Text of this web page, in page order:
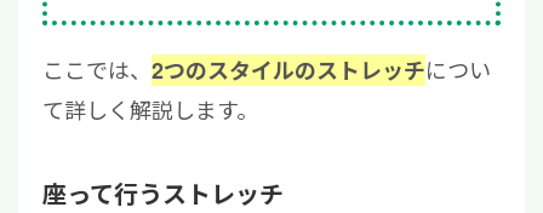
ここでは、 2つのスタイルのストレッチについ
て詳しく解説します。
座って行うストレッチ